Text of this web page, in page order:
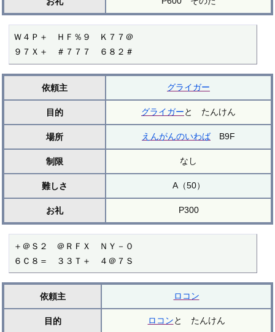
Ｗ４Ｐ＋　ＨＦ％９　Ｋ７７＠
９７Ｘ＋　＃７７７　６８２＃
依頼主 グライガー
目的 グライガーと たんけん
場所 えんがんのいわばB9F
制限 なし
難しさ A（50）
お礼 P300
＋＠Ｓ２　＠ＲＦＸ　ＮＹ－０
６Ｃ８＝　３３Ｔ＋　４＠７Ｓ
依頼主 ロコン
目的 ロコンと たんけん